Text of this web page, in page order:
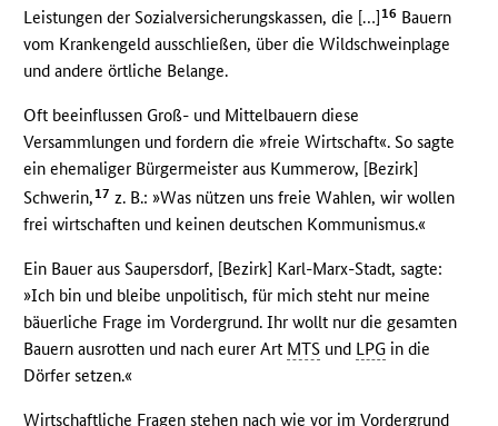
Leistungen der Sozialversicherungskassen, die […]16 Bauern
vom Krankengeld ausschließen, über die Wildschweinplage
und andere örtliche Belange.
Oft beeinflussen Groß- und Mittelbauern diese
Versammlungen und fordern die »freie Wirtschaft«. So sagte
ein ehemaliger Bürgermeister aus Kummerow, [Bezirk]
Schwerin,17 z. B.: »Was nützen uns freie Wahlen, wir wollen
frei wirtschaften und keinen deutschen Kommunismus.«
Ein Bauer aus Saupersdorf, [Bezirk] Karl-Marx-Stadt, sagte:
»Ich bin und bleibe unpolitisch, für mich steht nur meine
bäuerliche Frage im Vordergrund. Ihr wollt nur die gesamten
Bauern ausrotten und nach eurer Art MTS und LPG in die
Dörfer setzen.«
Wirtschaftliche Fragen stehen nach wie vor im Vordergrund